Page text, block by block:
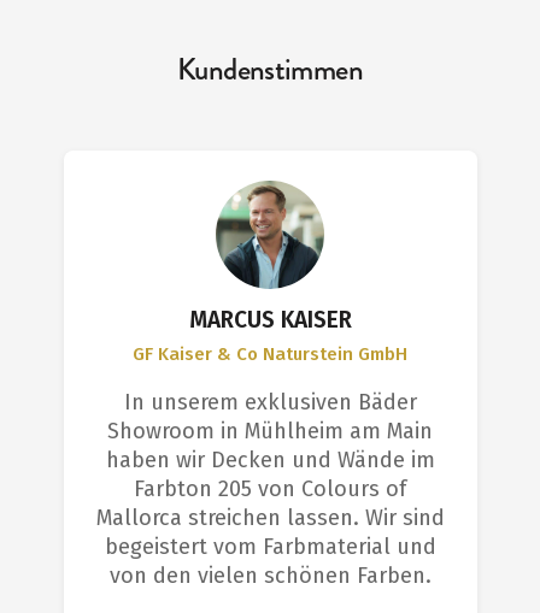
Kundenstimmen
MARCUS KAISER
GF Kaiser & Co Naturstein GmbH
In unserem exklusiven Bäder
Showroom in Mühlheim am Main
haben wir Decken und Wände im
Farbton 205 von Colours of
Mallorca streichen lassen. Wir sind
begeistert vom Farbmaterial und
von den vielen schönen Farben.